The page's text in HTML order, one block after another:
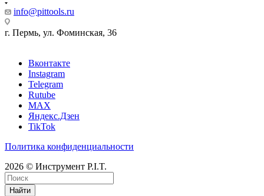
info@pittools.ru
г. Пермь, ул. Фоминская, 36
Вконтакте
Instagram
Telegram
Rutube
MAX
Яндекс.Дзен
TikTok
Политика конфиденциальности
2026 © Инструмент P.I.T.
Найти